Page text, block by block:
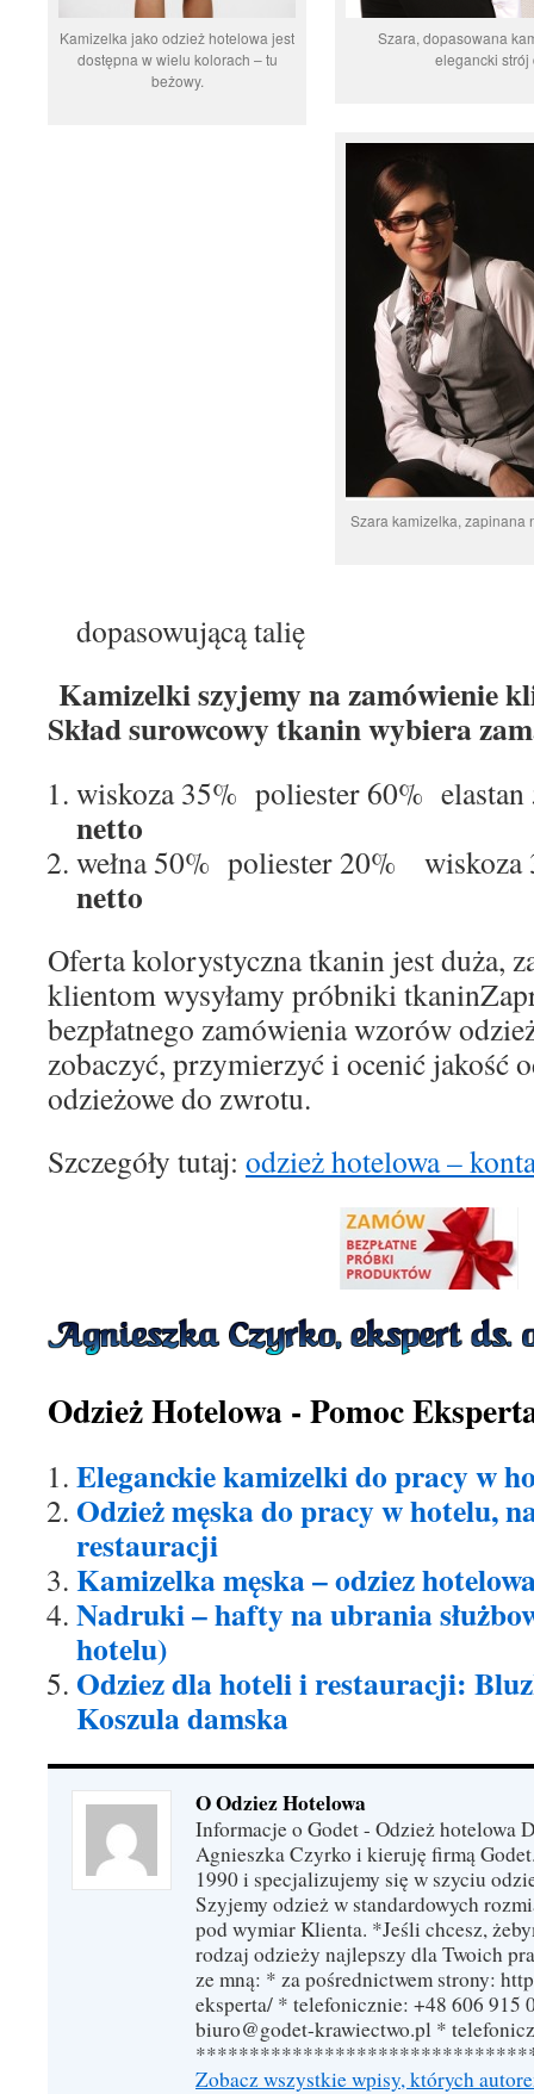
Kamizelka jako odzież hotelowa jest
dostępna w wielu kolorach – tu
beżowy.
Szara, dopasowana
elegancki strój
Szara kamizelka, zapinana
dopasowującą talię
Kamizelki szyjemy na zamówienie
Skład surowcowy tkanin wybiera
wiskoza 35% poliester 60%
netto
wełna 50% poliester 20%
netto
Oferta kolorystyczna tkanin jest duża,
klientom wysyłamy próbniki
bezpłatnego zamówienia wzorów
zobaczyć, przymierzyć i ocenić jakość
odzieżowe do zwrotu.
Szczegóły tutaj: odzież hotelowa –
Odzież Hotelowa - Pomoc
Eleganckie kamizelki do pracy w
Odzież męska do pracy w hotelu,
restauracji
Kamizelka męska – odziez
Nadruki – hafty na ubrania
hotelu)
Odziez dla hoteli i restauracji:
Koszula damska
O Odziez Hotelowa
Informacje o Godet - Odzież hotelowa
Agnieszka Czyrko i kieruję firmą
1990 i specjalizujemy się w szyciu
Szyjemy odzież w standardowych
pod wymiar Klienta. *Jeśli chcesz,
rodzaj odzieży najlepszy dla Twoich
ze mną: * za pośrednictwem strony:
eksperta/ * telefonicznie: +48 606 915
biuro@godet-krawiectwo.pl *
Zobacz wszystkie wpisy, których